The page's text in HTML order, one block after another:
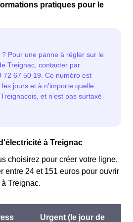
pratiques pour le
à Treignac
choisirez pour créer votre ligne,
entre 24 et 151 euros pour ouvrir
Treignac.